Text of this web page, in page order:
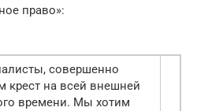
право»:
совершенно
крест на всей внешней
времени. Мы хотим